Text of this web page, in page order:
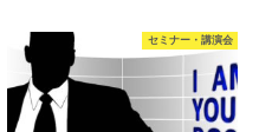
セミナー・講演会